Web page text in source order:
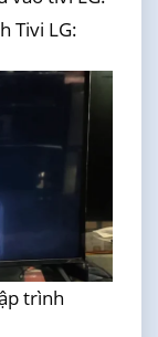
Tivi LG:
trình